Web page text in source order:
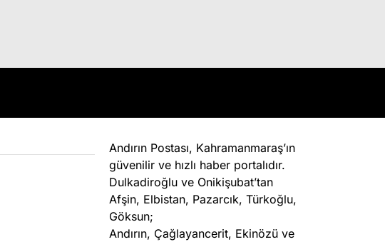
Andırın Postası, Kahramanmaraş’ın
güvenilir ve hızlı haber portalıdır.
Dulkadiroğlu ve Onikişubat’tan
Afşin, Elbistan, Pazarcık, Türkoğlu,
Göksun;
Andırın, Çağlayancerit, Ekinözü ve